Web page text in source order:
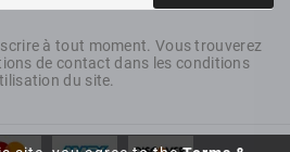
à tout moment. Vous trouverez
de contact dans les conditions
du site.